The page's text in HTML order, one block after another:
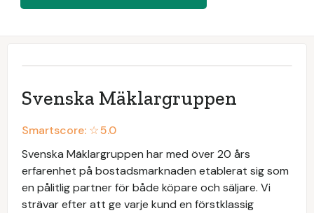
Svenska Mäklargruppen
Smartscore: ☆5.0
Svenska Mäklargruppen har med över 20 års
erfarenhet på bostadsmarknaden etablerat sig som
en pålitlig partner för både köpare och säljare. Vi
strävar efter att ge varje kund en förstklassig